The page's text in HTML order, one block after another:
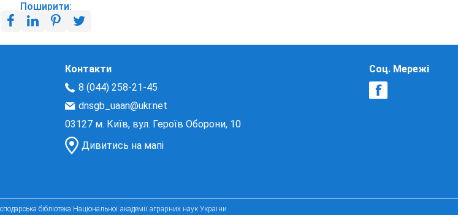
Поширити:
Контакти
8 (044) 258-21-45
dnsgb_uaan@ukr.net
03127 м. Київ, вул. Героїв Оборони, 10
Дивитись на мапі
Соц. Мережі
бібліотека Національної академії аграрних наук України